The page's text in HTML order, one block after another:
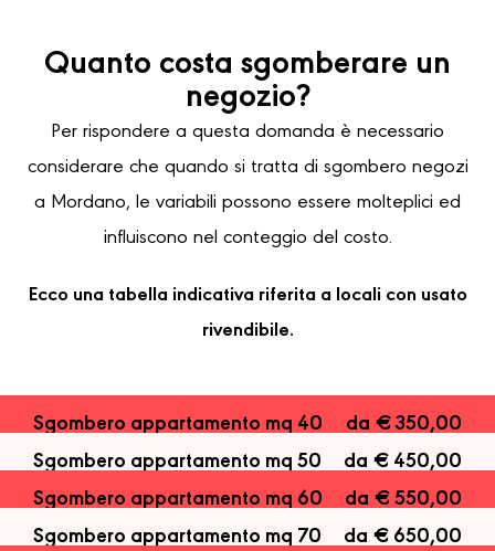
Quanto costa sgomberare un
negozio?
Per rispondere a questa domanda è necessario
considerare che quando si tratta di sgombero negozi
a Mordano, le variabili possono essere molteplici ed
influiscono nel conteggio del costo.
Ecco una tabella indicativa riferita a locali con usato
rivendibile.
Sgombero appartamento mq 40
da € 350,00
Sgombero appartamento mq 50
da € 450,00
Sgombero appartamento mq 60
da € 550,00
Sgombero appartamento mq 70
da € 650,00